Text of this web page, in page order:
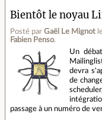
Bientôt le noyau
Posté par Gaël Le Mignot
Fabien Penso.
Un
devra
de
passage à un numéro de